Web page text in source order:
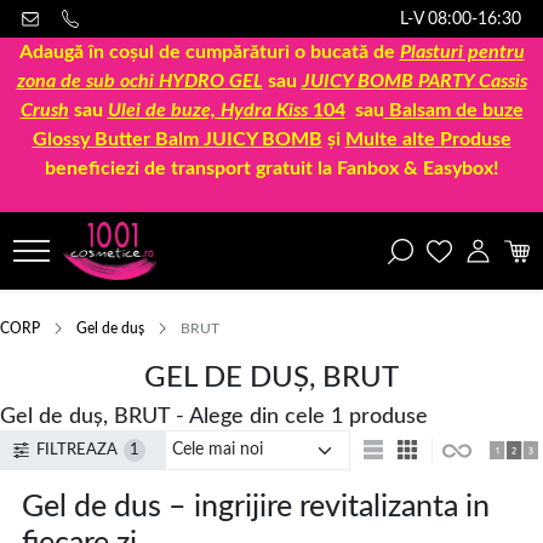
L-V 08:00-16:30
Adaugă în coșul de cumpărături o bucată de Plasturi pentru
zona de sub ochi HYDRO GEL sau JUICY BOMB PARTY Cassis
Crush sau Ulei de buze, Hydra Kiss 104sau Balsam de buze
Glossy Butter Balm JUICY BOMB și Multe alte Produse
beneficiezi de transport gratuit la Fanbox & Easybox!
CORP Gel de duș BRUT
GEL DE DUȘ, BRUT
Gel de duș, BRUT - Alege din cele 1 produse
FILTREAZA 1
Gel de dus – ingrijire revitalizanta in